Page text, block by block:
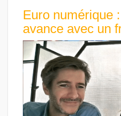
Euro numérique
avance avec un